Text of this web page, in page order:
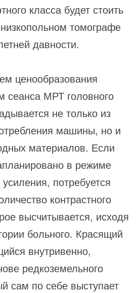
класса будет стоить
томографе
давности.
ценообразования
сеанса МРТ головного
не только из
машины, но и
материалов. Если
в режиме
потребуется
контрастного
высчитывается, исходя
больного. Красящий
внутривенно,
редкоземельного
сам по себе выступает